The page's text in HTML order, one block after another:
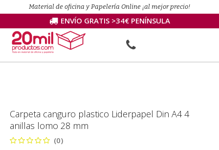
Material de oficina y Papelería Online ¡al mejor precio!
ENVÍO GRATIS >34€ PENÍNSULA
Carpeta canguro plastico Liderpapel Din A4 4
anillas lomo 28 mm
(0)